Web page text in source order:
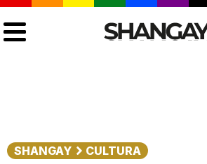
SHANGAY CULTURA